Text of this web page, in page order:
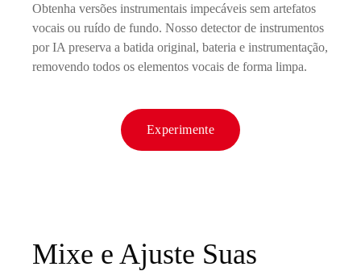
Obtenha versões instrumentais impecáveis sem artefatos
vocais ou ruído de fundo. Nosso detector de instrumentos
por IA preserva a batida original, bateria e instrumentação,
removendo todos os elementos vocais de forma limpa.
Experimente
Mixe e Ajuste Suas